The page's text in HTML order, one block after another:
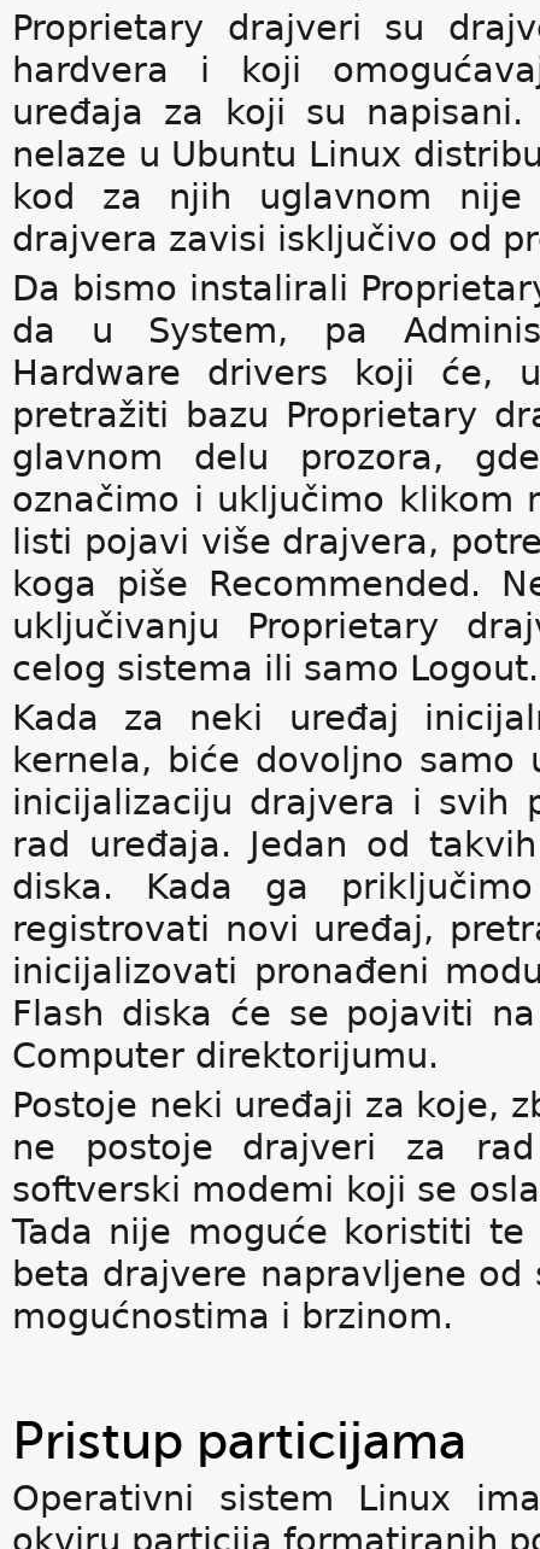
Proprietary drajveri su
hardvera i koji
uređaja za koji su
nelaze u Ubuntu Linux
kod za njih uglavnom
drajvera zavisi isključivo od
Da bismo instalirali
da u System, pa
Hardware drivers koji će,
pretražiti bazu Proprietary
glavnom delu prozora,
označimo i uključimo klikom
listi pojavi više drajvera,
koga piše Recommended.
uključivanju Proprietary
celog sistema ili samo Logout.
Kada za neki uređaj
kernela, biće dovoljno
inicijalizaciju drajvera i svih
rad uređaja. Jedan od
diska. Kada ga
registrovati novi uređaj,
inicijalizovati pronađeni
Flash diska će se pojaviti
Computer direktorijumu.
Postoje neki uređaji za koje,
ne postoje drajveri za
softverski modemi koji se
Tada nije moguće koristiti
beta drajvere napravljene
mogućnostima i brzinom.
Pristup particijama
Operativni sistem Linux
okviru particija formatiranih